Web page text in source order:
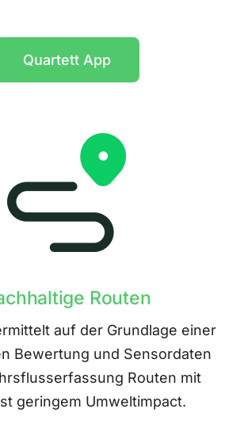
Quartett App
Routen
auf der Grundlage einer
Bewertung und Sensordaten
Routen mit
geringem Umweltimpact.